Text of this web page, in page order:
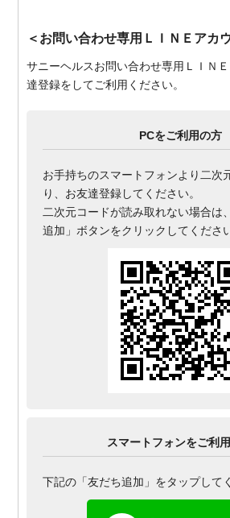
＜お問い合わせ専用ＬＩＮＥアカ
サニーヘルスお問い合わせ専用ＬＩＮ
達登録をしてご利用ください。
PCをご利用の方
お手持ちのスマートフォンより二次
り、お友達登録してください。
二次元コードが読み取れない場合は
追加」ボタンをクリックしてくださ
スマートフォンをご利
下記の「友だち追加」をタップして